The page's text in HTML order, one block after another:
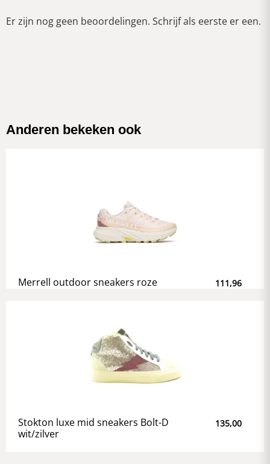
Er zijn nog geen beoordelingen. Schrijf als eerste er een.
Anderen bekeken ook
Merrell outdoor sneakers roze 111,96
Stokton luxe mid sneakers Bolt-D
wit/zilver
135,00